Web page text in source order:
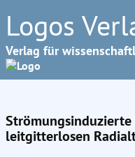
Logos
Verlag für
leitgitterlosen